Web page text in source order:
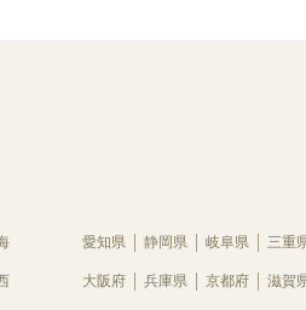
愛知県 静岡県 岐阜県 三重
大阪府 兵庫県 京都府 滋賀